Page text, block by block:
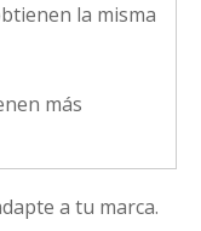
la misma
más
a tu marca.